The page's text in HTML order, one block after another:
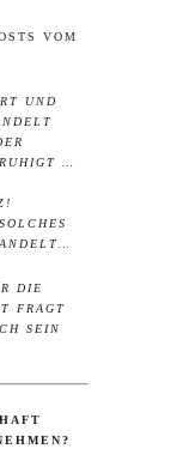
VOM
UND
…
DIE T
A
SEIN M